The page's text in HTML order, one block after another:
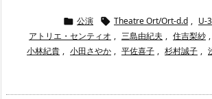
 公演  Theatre Ort/Ort-d.d , U-
アトリエ・センティオ , 三島由紀夫 , 住吉梨紗 ,
小林紀貴 , 小田さやか , 平佐喜子 , 杉村誠子 ,